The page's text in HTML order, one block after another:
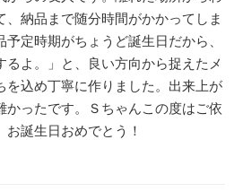
、納品まで随分時間がかかってしま
定時期がちょうど誕生日だから、
るよ。」と、良い方向から捉えたメ
を込め丁寧に作りました。出来上が
かったです。Ｓちゃんこの度はご依
誕生日おめでとう！